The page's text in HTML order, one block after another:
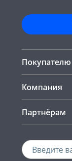
Покупателю
Компания
Партнёрам